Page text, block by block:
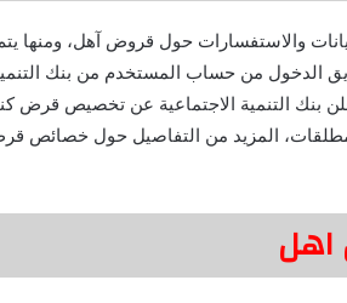
والاستفسارات حول قروض آهل، ومنها
من حساب المستخدم من بنك التنمية
بنك التنمية الاجتماعية عن تخصيص قرض
المزيد من التفاصيل حول